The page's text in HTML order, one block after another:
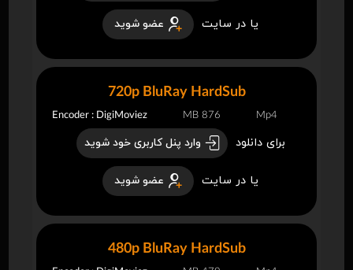
یا در سایت عضو شوید
برای دانلود وارد پنل کاربری خود شوید
یا در سایت عضو شوید
720p BluRay HardSub
Encoder : DigiMoviez 876 MB Mp4
480p BluRay HardSub